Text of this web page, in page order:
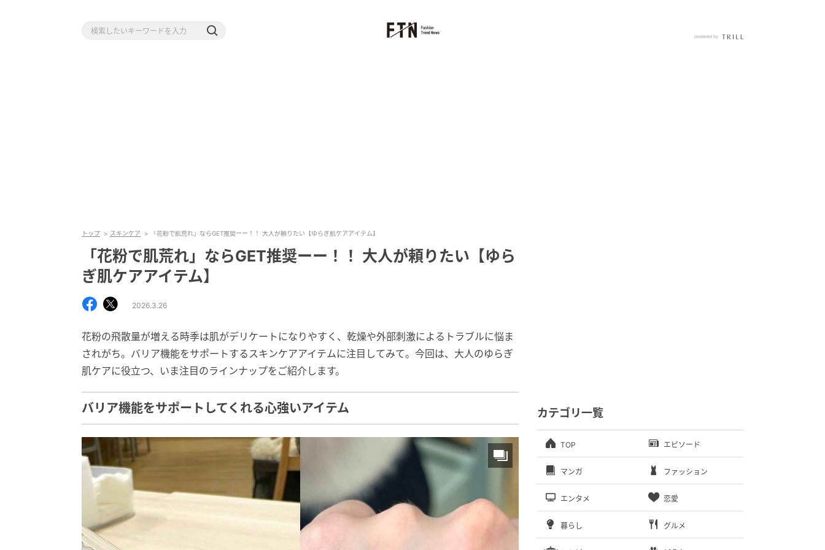
トップ スキンケア 「花粉で肌荒れ」ならGET推奨ーー！！ 大人が頼りたい【ゆらぎ肌ケアアイテム】
「花粉で肌荒れ」ならGET推奨ーー！！ 大人が頼りたい【ゆら
ぎ肌ケアアイテム】
2026.3.26
花粉の飛散量が増える時季は肌がデリケートになりやすく、乾燥や外部刺激によるトラブルに悩ま
されがち。バリア機能をサポートするスキンケアアイテムに注目してみて。今回は、大人のゆらぎ
肌ケアに役立つ、いま注目のラインナップをご紹介します。
バリア機能をサポートしてくれる心強いアイテム カテゴリ一覧
TOP エピソード
マンガ ファッション
エンタメ 恋愛
暮らし グルメ